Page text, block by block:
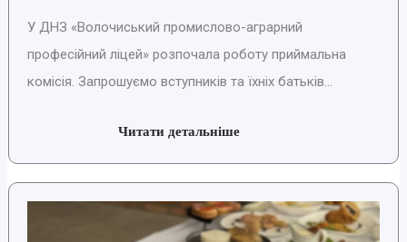
У ДНЗ «Волочиський промислово-аграрний
професійний ліцей» розпочала роботу приймальна
комісія. Запрошуємо вступників та їхніх батьків...
Читати детальніше